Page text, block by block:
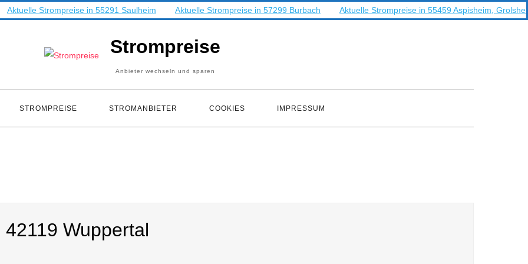
Aktuelle Strompreise in 55291 Saulheim Aktuelle Strompreise in 57299 Burbach
Aktuelle Strompreise in 55459 Aspisheim,
Strompreise
Anbieter wechseln und sparen
STROMPREISE STROMANBIETER COOKIES IMPRESSUM
Wuppertal